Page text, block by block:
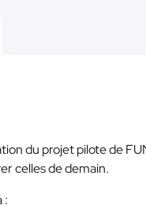
du projet pilote de
celles de demain.
: